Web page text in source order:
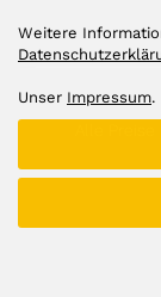
Weitere
Unser Impressum.